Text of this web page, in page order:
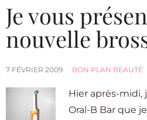
Je vous
nouvelle
7 FÉVRIER 2009 BON PLAN BEAUTÉ
Hier après-midi,
Oral-B Bar que